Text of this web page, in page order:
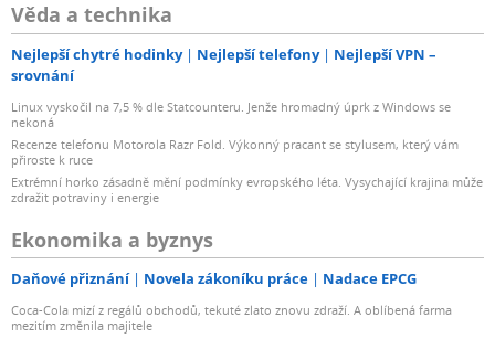
Věda a technika
Nejlepší chytré hodinky Nejlepší telefony
Nejlepší VPN –
srovnání
Linux vyskočil na 7,5 % dle Statcounteru. Jenže hromadný úprk z Windows se
nekoná
Recenze telefonu Motorola Razr Fold. Výkonný pracant se stylusem, který vám
přiroste k ruce
Extrémní horko zásadně mění podmínky evropského léta. Vysychající krajina může
zdražit potraviny i energie
Ekonomika a byznys
Daňové přiznání Novela zákoníku práce Nadace EPCG
Coca-Cola mizí z regálů obchodů, tekuté zlato znovu zdraží. A oblíbená farma
mezitím změnila majitele